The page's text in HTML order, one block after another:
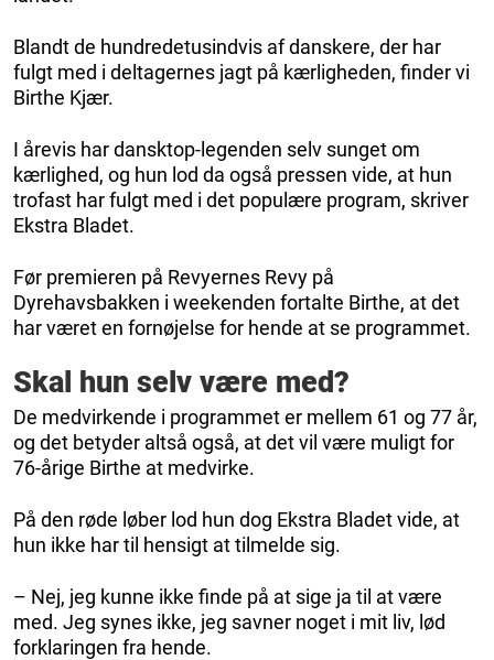
Blandt de hundredetusindvis af danskere, der har
fulgt med i deltagernes jagt på kærligheden, finder vi
Birthe Kjær.
I årevis har dansktop-legenden selv sunget om
kærlighed, og hun lod da også pressen vide, at hun
trofast har fulgt med i det populære program, skriver
Ekstra Bladet.
Før premieren på Revyernes Revy på
Dyrehavsbakken i weekenden fortalte Birthe, at det
har været en fornøjelse for hende at se programmet.
Skal hun selv være med?
De medvirkende i programmet er mellem 61 og 77 år,
og det betyder altså også, at det vil være muligt for
76-årige Birthe at medvirke.
På den røde løber lod hun dog Ekstra Bladet vide, at
hun ikke har til hensigt at tilmelde sig.
– Nej, jeg kunne ikke finde på at sige ja til at være
med. Jeg synes ikke, jeg savner noget i mit liv, lød
forklaringen fra hende.